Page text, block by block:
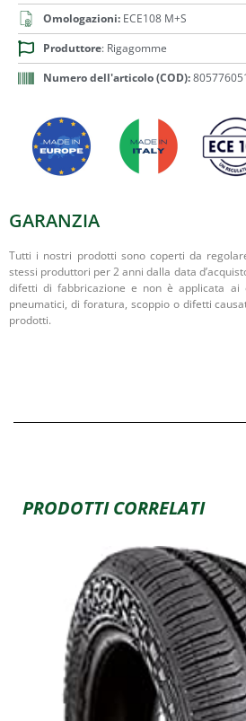
Omologazioni:ECE108 M+S
Produttore: Rigagomme
Numero dell'articolo (COD):
GARANZIA
Tutti i nostri prodotti sono coperti da
stessi produttori per 2 anni dalla data
difetti di fabbricazione e non è applicata ai
pneumatici, di foratura, scoppio o difetti
prodotti.
PRODOTTI CORRELATI